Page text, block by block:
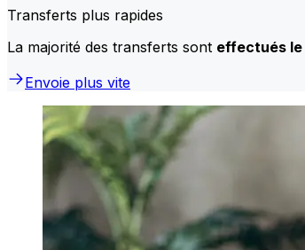
Transferts plus rapides
La majorité des transferts sont effectués le
Envoie plus vite